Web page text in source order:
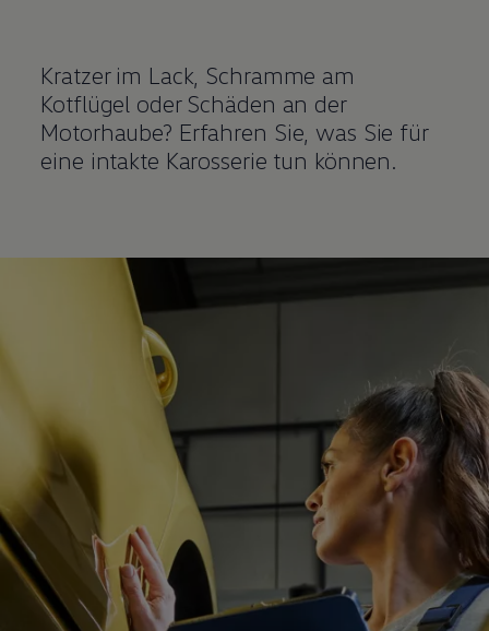
Kratzer im Lack, Schramme am
Kotflügel oder Schäden an der
Motorhaube? Erfahren Sie, was Sie für
eine intakte Karosserie tun können.